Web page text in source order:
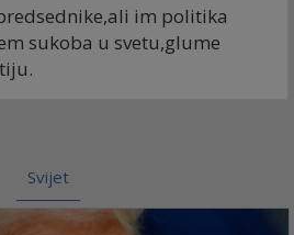
im politika
sukoba u svetu,glume
Svijet